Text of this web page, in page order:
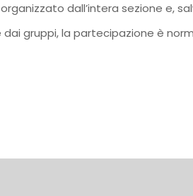
dall’intera sezione e,
gruppi, la partecipazione è